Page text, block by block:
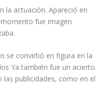
la actuación. Apareció en
fue imagen
se convirtió en figura en la
Ya también fue un acierto.
publicidades, como en el